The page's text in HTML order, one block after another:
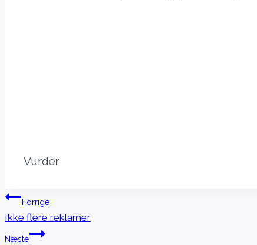
Vurdér
Indlægsnavigation
Forrige
Ikke flere reklamer
Næste